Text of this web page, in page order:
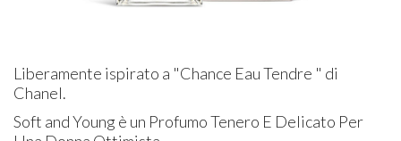
Liberamente ispirato a "Chance Eau Tendre " di
Chanel.
Soft and Young è un Profumo Tenero E Delicato Per